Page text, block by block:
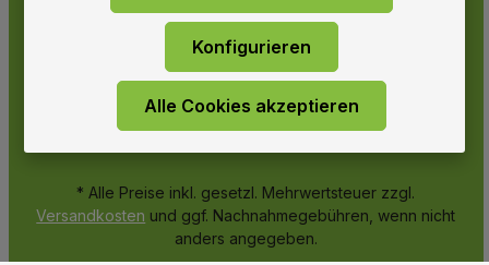
* Alle Preise inkl. gesetzl. Mehrwertsteuer zzgl.
Versandkosten und ggf. Nachnahmegebühren, wenn nicht
anders angegeben.
Konfigurieren
Alle Cookies akzeptieren